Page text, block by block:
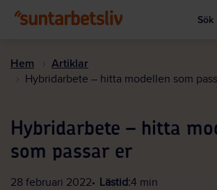
Visa
Sök
Hem Artiklar
Hybridarbete – hitta modellen som
Hybridarbete – hitta
som passar er
28 februari 2022 Lästid:4 min